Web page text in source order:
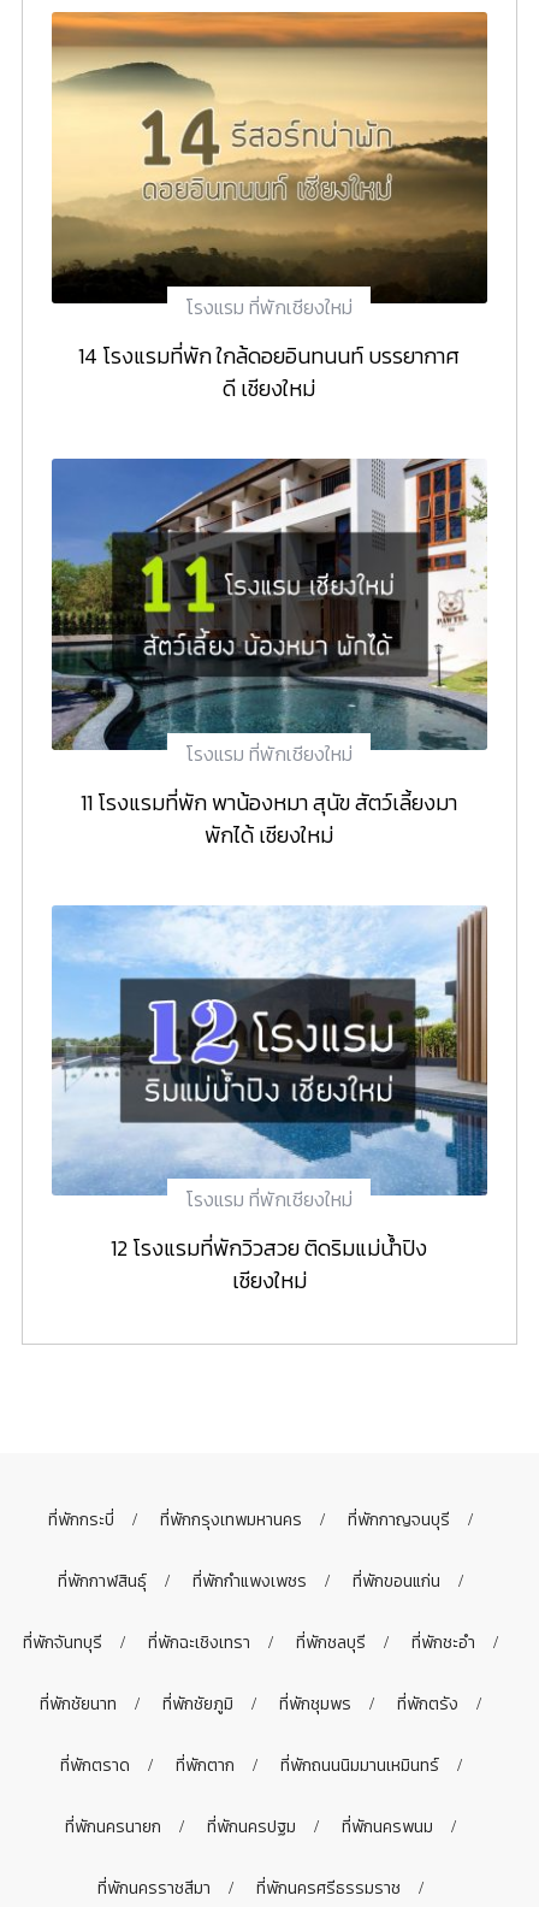
โรงแรม ที่พักเชียงใหม่
14 โรงแรมที่พัก ใกล้ดอยอินทนนท์ บรรยากาศ
ดี เชียงใหม่
โรงแรม ที่พักเชียงใหม่
11 โรงแรมที่พัก พาน้องหมา สุนัข สัตว์เลี้ยงมา
พักได้ เชียงใหม่
โรงแรม ที่พักเชียงใหม่
12 โรงแรมที่พักวิวสวย ติดริมแม่น้ำปิง
เชียงใหม่
ที่พักกระบี่ ที่พักกรุงเทพมหานคร ที่พักกาญจนบุรี
ที่พักกาฬสินธุ์ ที่พักกำแพงเพชร ที่พักขอนแก่น
ที่พักจันทบุรี ที่พักฉะเชิงเทรา ที่พักชลบุรี ที่พักชะอำ
ที่พักชัยนาท ที่พักชัยภูมิ ที่พักชุมพร ที่พักตรัง
ที่พักตราด ที่พักตาก ที่พักถนนนิมมานเหมินทร์
ที่พักนครนายก ที่พักนครปฐม ที่พักนครพนม
ที่พักนครราชสีมา ที่พักนครศรีธรรมราช